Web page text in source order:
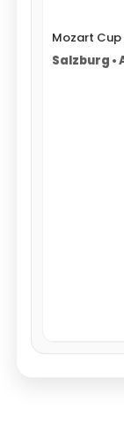
Mozart Cup
Salzburg •